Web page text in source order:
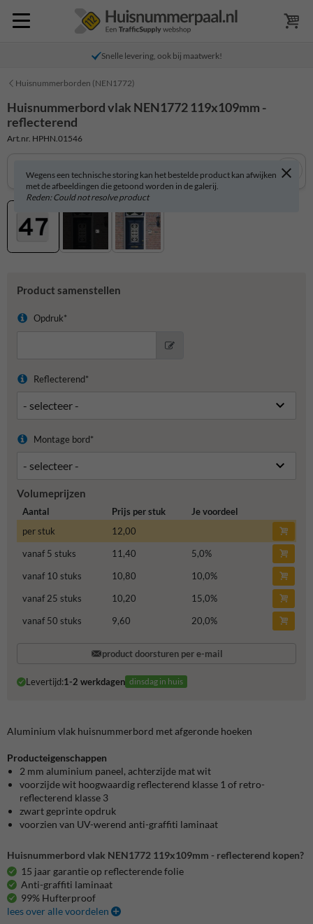
Snelle levering, ook bij maatwerk!
Huisnummerborden (NEN1772)
Huisnummerbord vlak NEN1772 119x109mm -
reflecterend
Art.nr. HPHN.01546
Wegens een technische storing kan het bestelde product kan afwijken
met de afbeeldingen die getoond worden in de galerij.
Reden: Could not resolve product
Product samenstellen
Opdruk*
Reflecterend*
Montage bord*
Volumeprijzen
Aantal Prijs per stuk
Je voordeel
per stuk
12,00
vanaf 5 stuks
11,40 5,0%
vanaf 10 stuks
10,80 10,0%
vanaf 25 stuks
10,20 15,0%
vanaf 50 stuks
9,60 20,0%
product doorsturen per e-mail
Levertijd:1-2 werkdagen dinsdag in huis
Aluminium vlak huisnummerbord met afgeronde hoeken
Producteigenschappen
2 mm aluminium paneel, achterzijde mat wit
voorzijde wit hoogwaardig reflecterend klasse 1 of retro-
reflecterend klasse 3
zwart geprinte opdruk
voorzien van UV-werend anti-graffiti laminaat
Huisnummerbord vlak NEN1772 119x109mm - reflecterend kopen?
15 jaar garantie op reflecterende folie
Anti-graffiti laminaat
99% Hufterproof
lees over alle voordelen